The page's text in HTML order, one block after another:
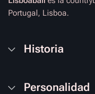
Portugal, Lisboa.
Historia
Personalidad